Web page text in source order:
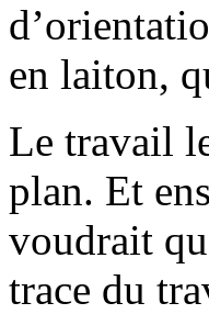
en laiton,
Le travail
plan. Et
voudrait
trace du